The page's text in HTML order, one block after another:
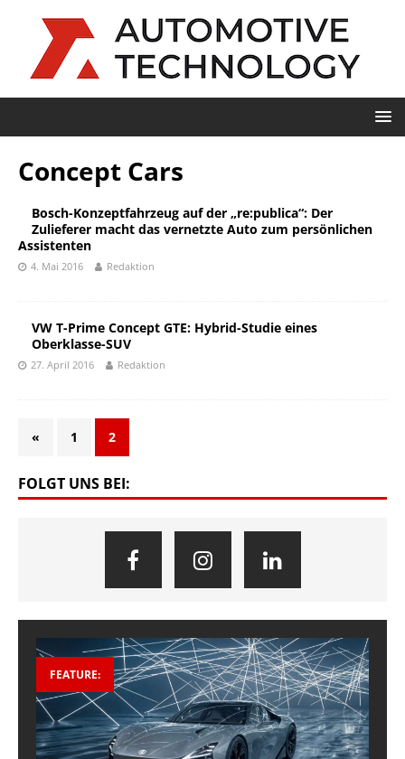
Concept Cars
Bosch-Konzeptfahrzeug auf der „re:publica“: Der
Zulieferer macht das vernetzte Auto zum persönlichen
Assistenten
4. Mai 2016 Redaktion
VW T-Prime Concept GTE: Hybrid-Studie eines
Oberklasse-SUV
27. April 2016 Redaktion
« 1 2
FOLGT UNS BEI:
FEATURE: